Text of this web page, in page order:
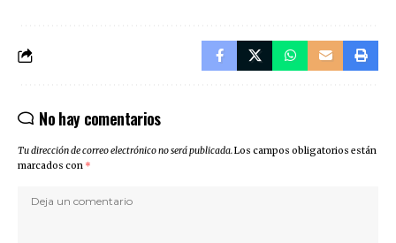
No hay comentarios
Tu dirección de correo electrónico no será publicada.Los campos obligatorios están
marcados con *